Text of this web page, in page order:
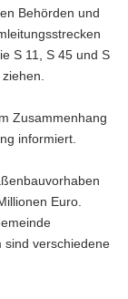
Behörden und
S 11, S 45 und S
Zusammenhang
informiert.
Euro.
sind verschiedene